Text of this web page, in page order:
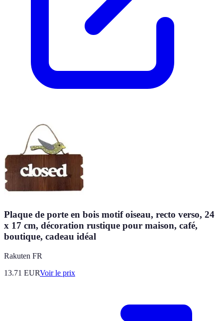
Plaque de porte en bois motif oiseau, recto verso, 24
x 17 cm, décoration rustique pour maison, café,
boutique, cadeau idéal
Rakuten FR
13.71 EURVoir le prix